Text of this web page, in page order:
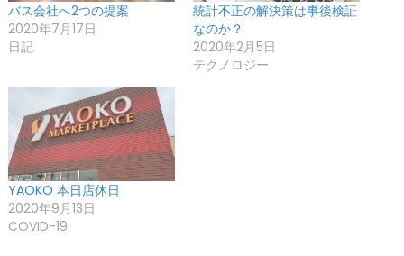
バス会社へ2つの提案
2020年7月17日
日記
統計不正の解決策は事後検証
なのか？
2020年2月5日
テクノロジー
YAOKO 本日店休日
2020年9月13日
COVID-19